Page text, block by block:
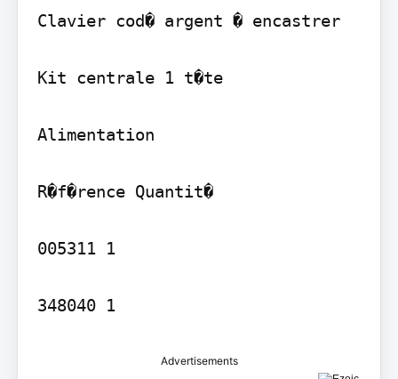
Clavier cod� argent � encastrer
Kit centrale 1 t�te
Alimentation
R�f�rence Quantit�
005311 1
348040 1
Advertisements